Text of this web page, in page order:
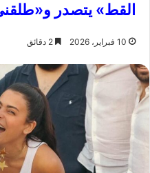
القط» يتصدر
10 فبراير، 2026